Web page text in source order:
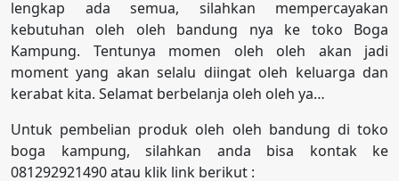
lengkap ada semua, silahkan mempercayakan
kebutuhan oleh oleh bandung nya ke toko Boga
Kampung. Tentunya momen oleh oleh akan jadi
moment yang akan selalu diingat oleh keluarga dan
kerabat kita. Selamat berbelanja oleh oleh ya…
Untuk pembelian produk oleh oleh bandung di toko
boga kampung, silahkan anda bisa kontak ke
081292921490 atau klik link berikut :